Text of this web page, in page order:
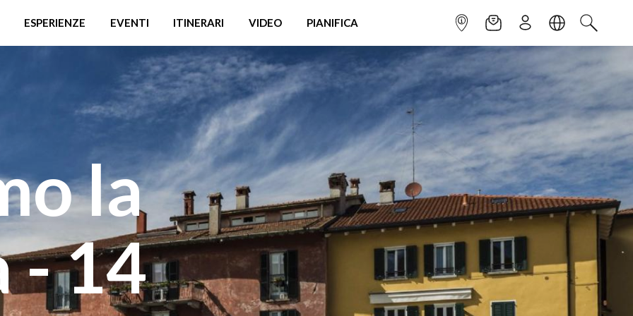
ESPERIENZE EVENTI ITINERARI VIDEO PIANIFICA INFOPOINTNEWSLETTER
ISCRIVITILINGUACERCA
la
- 14